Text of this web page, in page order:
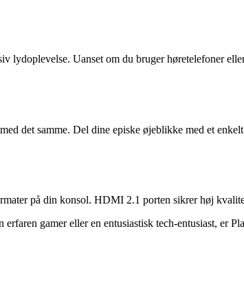
lydoplevelse. Uanset om du bruger høretelefoner
det samme. Del dine episke øjeblikke med et
på din konsol. HDMI 2.1 porten sikrer høj
gamer eller en entusiastisk tech-entusiast, er